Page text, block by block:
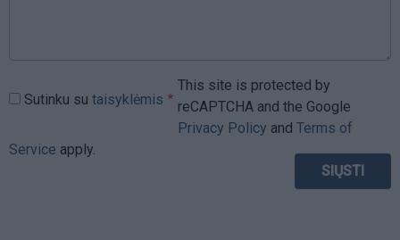
Sutinku su taisyklėmis
This site is protected by
reCAPTCHA and the Google
Privacy Policy and Terms of
Service apply.